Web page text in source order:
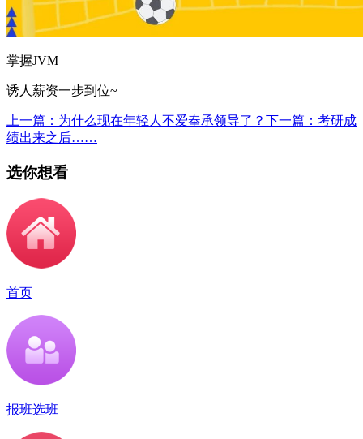
掌握JVM
诱人薪资一步到位~
上一篇：为什么现在年轻人不爱奉承领导了？ 下一篇：考研成
绩出来之后……
选你想看
首页
报班选班